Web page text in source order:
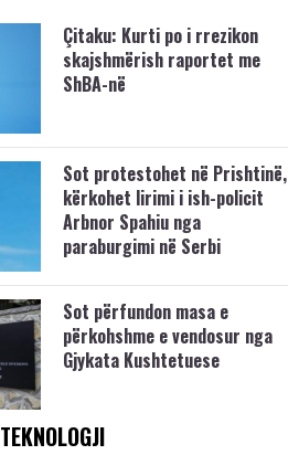
Çitaku: Kurti po i rrezikon
skajshmërish raportet me
ShBA-në
Sot protestohet në Prishtinë,
kërkohet lirimi i ish-policit
Arbnor Spahiu nga
paraburgimi në Serbi
Sot përfundon masa e
përkohshme e vendosur nga
Gjykata Kushtetuese
TEKNOLOGJI